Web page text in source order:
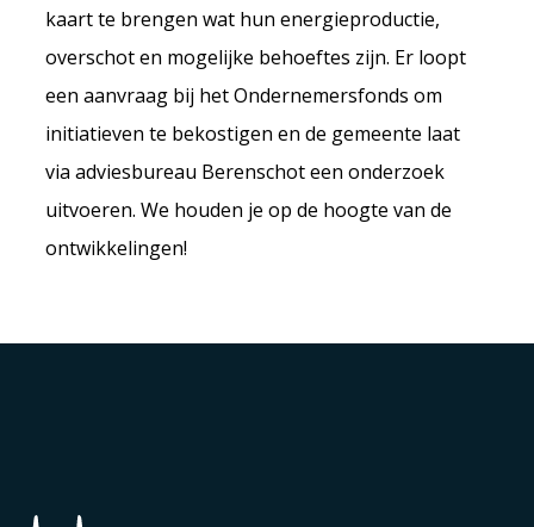
kaart te brengen wat hun energieproductie,
overschot en mogelijke behoeftes zijn. Er loopt
een aanvraag bij het Ondernemersfonds om
initiatieven te bekostigen en de gemeente laat
via adviesbureau Berenschot een onderzoek
uitvoeren. We houden je op de hoogte van de
ontwikkelingen!